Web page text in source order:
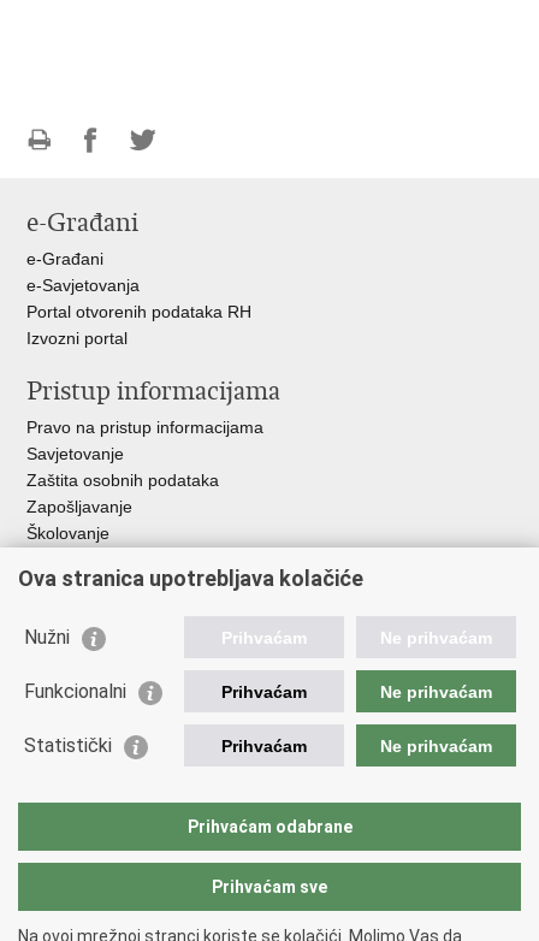
FacebookuTwitteru
e-Građani
e-Građani
e-Savjetovanja
Portal otvorenih podataka RH
Izvozni portal
Pristup informacijama
Pravo na pristup informacijama
Savjetovanje
Zaštita osobnih podataka
Zapošljavanje
Školovanje
Važne poveznice
Sindikati
Dom zdravlja MUP-a
Muzej policije
Policijske uprave
Copyright © 2026 Centar za forenzična ispitivanja, istraživanja i
Ova stranica upotrebljava kolačiće
Nužni Prihvaćam Ne prihvaćam
Funkcionalni Prihvaćam Ne prihvaćam
Statistički Prihvaćam Ne prihvaćam
Prihvaćam odabrane
Prihvaćam sve
Na ovoj mrežnoj stranci koriste se kolačići. Molimo Vas da